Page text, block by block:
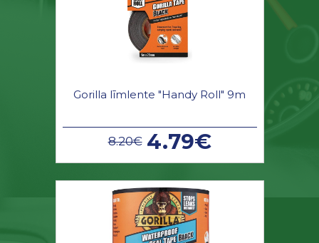
Gorilla līmlente "Handy Roll" 9m
8.20€ 4.79€